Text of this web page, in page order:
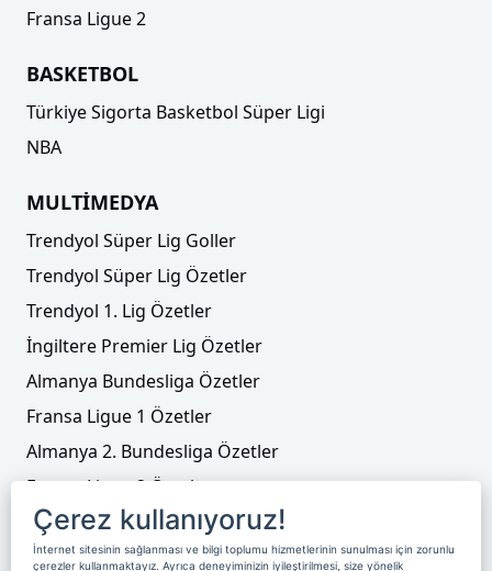
Fransa Ligue 2
BASKETBOL
Türkiye Sigorta Basketbol Süper Ligi
NBA
MULTİMEDYA
Trendyol Süper Lig Goller
Trendyol Süper Lig Özetler
Trendyol 1. Lig Özetler
İngiltere Premier Lig Özetler
Almanya Bundesliga Özetler
Fransa Ligue 1 Özetler
Almanya 2. Bundesliga Özetler
Fransa Ligue 2 Özetler
Tenis
Video Liste
Çerez kullanıyoruz!
İnternet sitesinin sağlanması ve bilgi toplumu hizmetlerinin sunulması için zorunlu
çerezler kullanmaktayız. Ayrıca deneyiminizin iyileştirilmesi, size yönelik